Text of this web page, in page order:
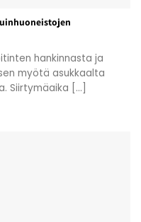
hankinnasta ja
myötä asukkaalta
Siirtymäaika [...]